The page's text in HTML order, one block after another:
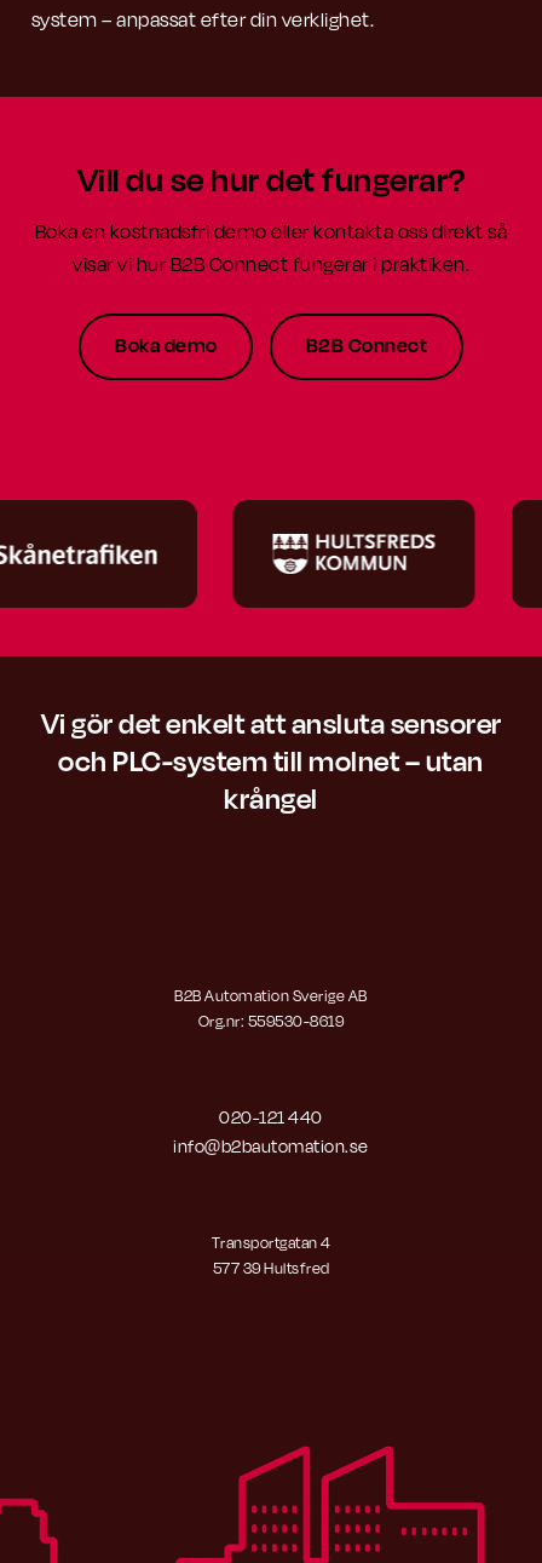
system – anpassat efter din verklighet.
Vill du se hur det fungerar?
Boka en kostnadsfri demo eller kontakta oss direkt så
visar vi hur B2B Connect fungerar i praktiken.
Boka demo B2B Connect
Vi gör det enkelt att ansluta sensorer
och PLC-system till molnet – utan
krångel
B2B Automation Sverige AB
Org.nr: 559530-8619
020-121 440
info@b2bautomation.se
Transportgatan 4
577 39 Hultsfred